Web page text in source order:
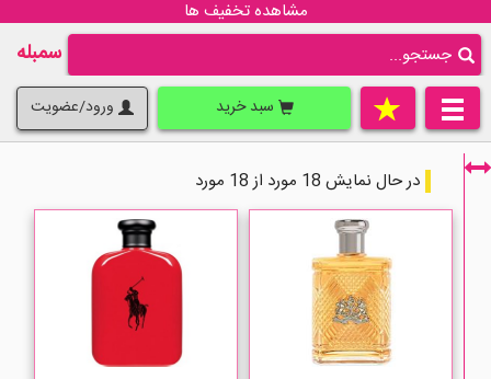
مشاهده تخفیف ها
سمبله
سبد خرید ورود/عضویت
فقط نمایش کالاهای موجود
در حال نمایش 18 مورد از 18 مورد